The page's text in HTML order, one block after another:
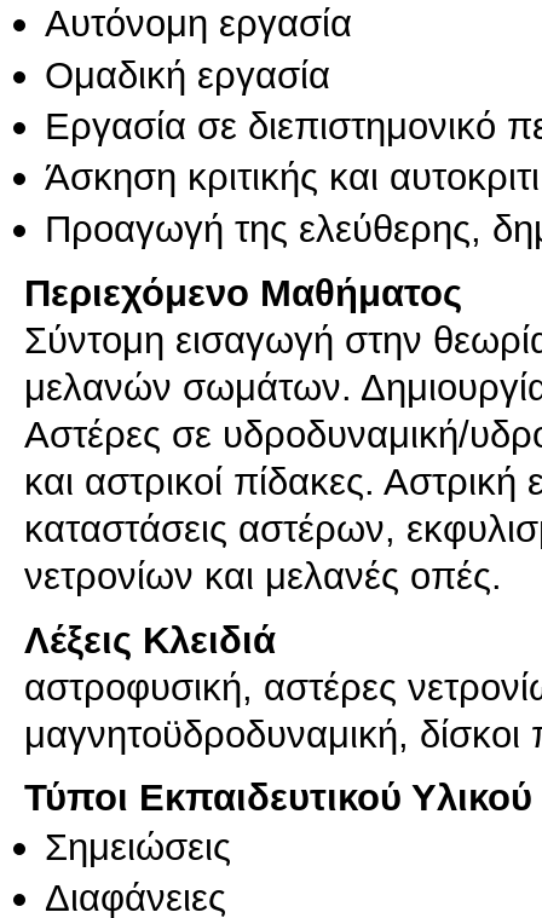
Αυτόνομη εργασία
Ομαδική εργασία
Εργασία σε διεπιστημονικό
Άσκηση κριτικής και
Προαγωγή της ελεύθερης,
Περιεχόμενο Μαθήματος
Σύντομη εισαγωγή στην
μελανών σωμάτων.
Αστέρες σε υδροδυναμική/
και αστρικοί πίδακες. Αστρική
καταστάσεις αστέρων,
νετρονίων και μελανές οπές.
Λέξεις Κλειδιά
αστροφυσική, αστέρες
μαγνητοϋδροδυναμική,
Τύποι Εκπαιδευτικού Υλικού
Σημειώσεις
Διαφάνειες